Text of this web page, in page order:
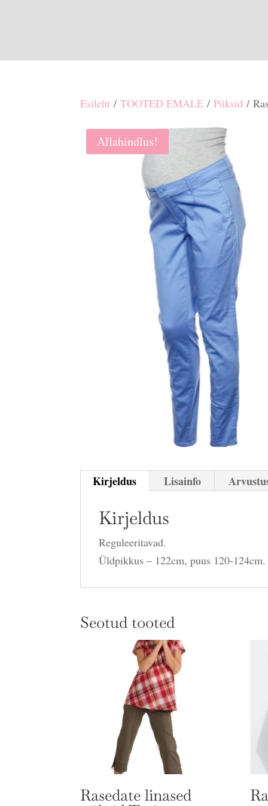
Esileht /TOOTED EMALE /Püksid /
Allahindlus!
Kirjeldus Lisainfo
Kirjeldus
Reguleeritavad.
Üldpikkus – 122cm, puus 120-124cm.
Seotud tooted
Rasedate linased